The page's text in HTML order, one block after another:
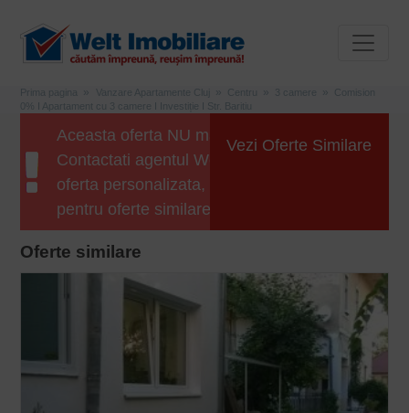
Prima pagina Vanzare Apartamente Cluj Centru 3 camere
Comision
0% I Apartament cu 3 camere I Investiție I Str. Baritiu
Aceasta oferta NU mai este disponibila.
Contactati agentul Welt Imobiliare pentru o
oferta personalizata, sau apasati butonul
pentru oferte similare.
Vezi Oferte Similare
Oferte similare